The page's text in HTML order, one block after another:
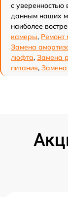
с уверенностью
данным наших
наиболее
камеры, Ремонт
Замена
люфта, Замена
питания, Замена